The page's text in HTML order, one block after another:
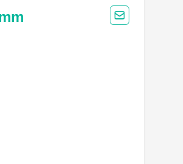
Share by Mail